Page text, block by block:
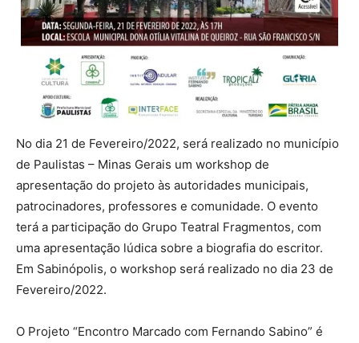
No dia 21 de Fevereiro/2022, será realizado no município
de Paulistas – Minas Gerais um workshop de
apresentação do projeto às autoridades municipais,
patrocinadores, professores e comunidade. O evento
terá a participação do Grupo Teatral Fragmentos, com
uma apresentação lúdica sobre a biografia do escritor.
Em Sabinópolis, o workshop será realizado no dia 23 de
Fevereiro/2022.
O Projeto “Encontro Marcado com Fernando Sabino” é